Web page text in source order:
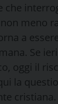
che
meno
a
Se
oggi il
la
cristiana.